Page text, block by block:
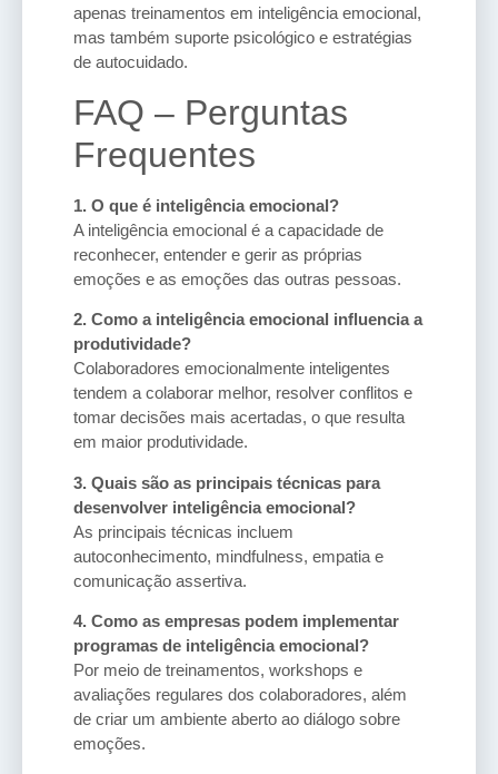
apenas treinamentos em inteligência emocional,
mas também suporte psicológico e estratégias
de autocuidado.
FAQ – Perguntas
Frequentes
1. O que é inteligência emocional?
A inteligência emocional é a capacidade de
reconhecer, entender e gerir as próprias
emoções e as emoções das outras pessoas.
2. Como a inteligência emocional influencia a
produtividade?
Colaboradores emocionalmente inteligentes
tendem a colaborar melhor, resolver conflitos e
tomar decisões mais acertadas, o que resulta
em maior produtividade.
3. Quais são as principais técnicas para
desenvolver inteligência emocional?
As principais técnicas incluem
autoconhecimento, mindfulness, empatia e
comunicação assertiva.
4. Como as empresas podem implementar
programas de inteligência emocional?
Por meio de treinamentos, workshops e
avaliações regulares dos colaboradores, além
de criar um ambiente aberto ao diálogo sobre
emoções.